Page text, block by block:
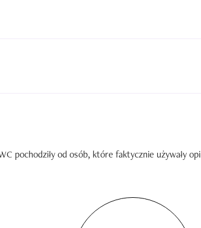
pochodziły od osób, które faktycznie używały